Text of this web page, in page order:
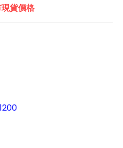
貨價格